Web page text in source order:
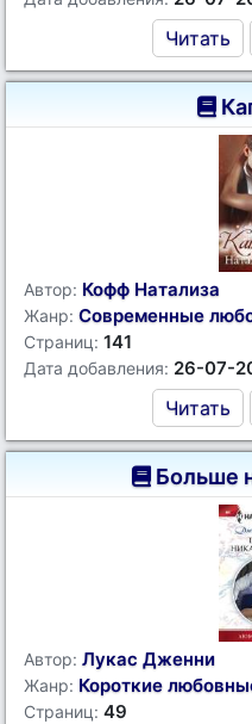
Читать
Автор: Кофф Натализа
Жанр: Современные
Страниц: 141
Дата добавления: 26-07-
Читать
Больше
Автор: Лукас Дженни
Жанр: Короткие
Страниц: 49